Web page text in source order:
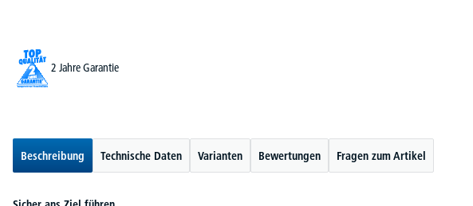
2 Jahre Garantie
Beschreibung Technische Daten Varianten Bewertungen Fragen zum Artikel